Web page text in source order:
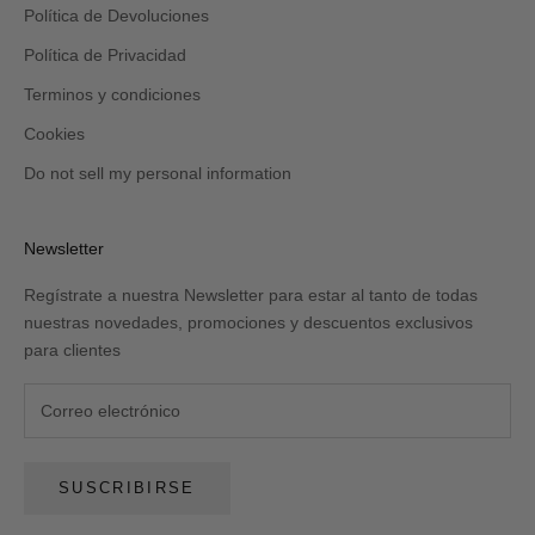
Política de Devoluciones
Política de Privacidad
Terminos y condiciones
Cookies
Do not sell my personal information
Newsletter
Regístrate a nuestra Newsletter para estar al tanto de todas
nuestras novedades, promociones y descuentos exclusivos
para clientes
SUSCRIBIRSE